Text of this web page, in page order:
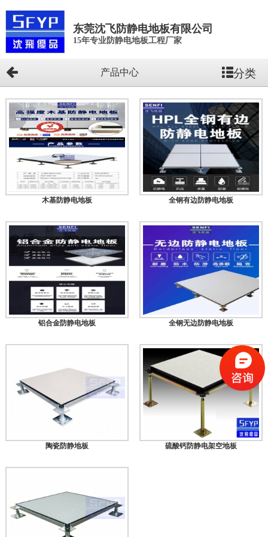
东莞沈飞防静电地板有限公司
15年专业防静电地板工程厂家
产品中心 分类
木基防静电地板 全钢有边防静电地板
铝合金防静电地板 全钢无边防静电地板
陶瓷防静地板 硫酸钙防静电架空地板